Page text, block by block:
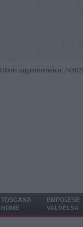
Ultimo aggiornamento: 7/08/
TOSCANA
HOME
EMPOLESE
VALDELSA